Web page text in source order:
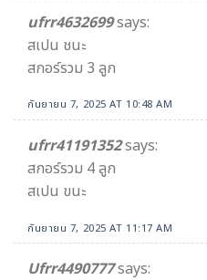
ufrr4632699says:
สเปน ชนะ
สกอร์รวม 3 ลูก
กันยายน 7, 2025 AT 10:48 AM
ufrr41191352says:
สกอร์รวม 4 ลูก
สเปน ขนะ
กันยายน 7, 2025 AT 11:17 AM
Ufrr4490777says: